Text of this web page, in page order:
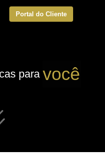
Portal do Cliente
para você